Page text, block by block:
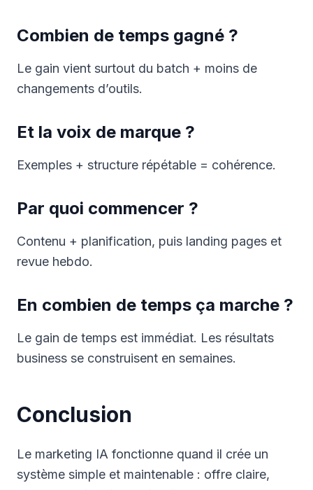
Combien de temps gagné ?
Le gain vient surtout du batch + moins de
changements d’outils.
Et la voix de marque ?
Exemples + structure répétable = cohérence.
Par quoi commencer ?
Contenu + planification, puis landing pages et
revue hebdo.
En combien de temps ça marche ?
Le gain de temps est immédiat. Les résultats
business se construisent en semaines.
Conclusion
Le marketing IA fonctionne quand il crée un
système simple et maintenable : offre claire,